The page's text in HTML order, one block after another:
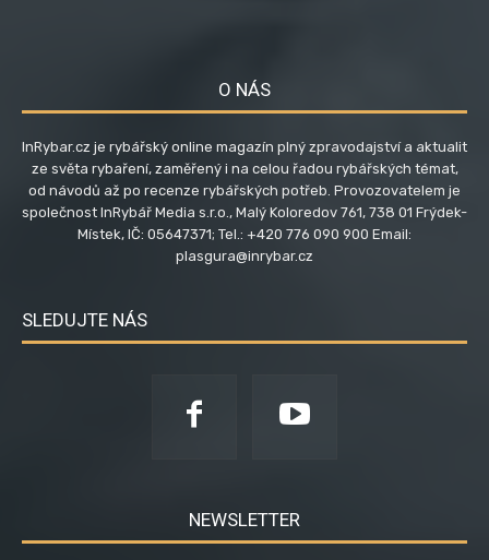
O NÁS
InRybar.cz je rybářský online magazín plný zpravodajství a aktualit
ze světa rybaření, zaměřený i na celou řadou rybářských témat,
od návodů až po recenze rybářských potřeb. Provozovatelem je
společnost InRybář Media s.r.o., Malý Koloredov 761, 738 01 Frýdek-
Místek, IČ: 05647371; Tel.: +420 776 090 900 Email:
plasgura@inrybar.cz
SLEDUJTE NÁS
NEWSLETTER